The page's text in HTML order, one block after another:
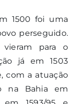
1500 foi uma
perseguido.
vieram para o
já em 1503
com a atuação
na Bahia em